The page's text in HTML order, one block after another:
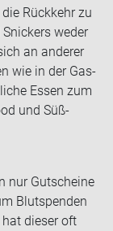
Rück­kehr zu
weder
an an­de­rer
wie in der Gas­
Essen zum
und Süß­
nur Gut­schei­ne
Blut­spen­den
die­ser oft